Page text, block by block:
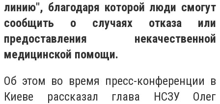
линию", благодаря которой люди смогут
сообщить о случаях отказа или
предоставления некачественной
медицинской помощи.
Об этом во время пресс-конференции в
Киеве рассказал глава НСЗУ Олег